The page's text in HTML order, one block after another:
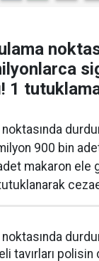
1
900 bin
makaron ele
tavırları polisin